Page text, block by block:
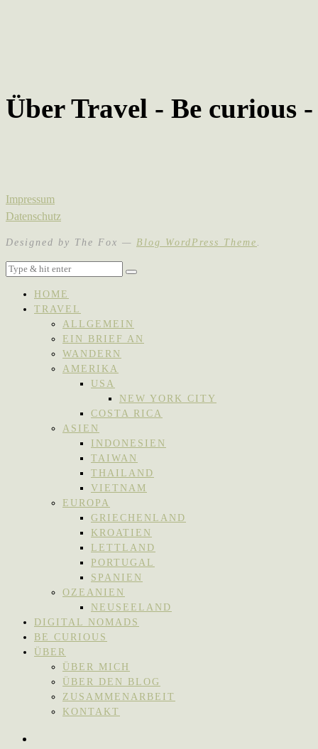
Über Travel - Be curious
Impressum
Datenschutz
Designed by The Fox — Blog WordPress Theme .
HOME
TRAVEL
ALLGEMEIN
EIN BRIEF AN
WANDERN
AMERIKA
USA
NEW YORK CITY
COSTA RICA
ASIEN
INDONESIEN
TAIWAN
THAILAND
VIETNAM
EUROPA
GRIECHENLAND
KROATIEN
LETTLAND
PORTUGAL
SPANIEN
OZEANIEN
NEUSEELAND
DIGITAL NOMADS
BE CURIOUS
ÜBER
ÜBER MICH
ÜBER DEN BLOG
ZUSAMMENARBEIT
KONTAKT